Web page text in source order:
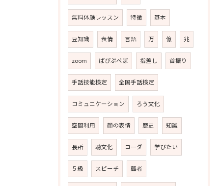
無料体験レッスン 特徴 基本
豆知識 表情 言語 万 億 兆
zoom ぱぴぷぺぽ 指差し 首振り
手話技能検定 全国手話検定
コミュニケーション ろう文化
空間利用 顔の表情 歴史 知識
長所 聴文化 コーダ 学びたい
５級 スピーチ 聾者